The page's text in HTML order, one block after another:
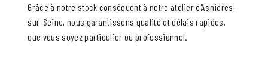
Grâce à notre stock conséquent à notre atelier d'Asnières-
sur-Seine, nous garantissons qualité et délais rapides,
que vous soyez particulier ou professionnel.